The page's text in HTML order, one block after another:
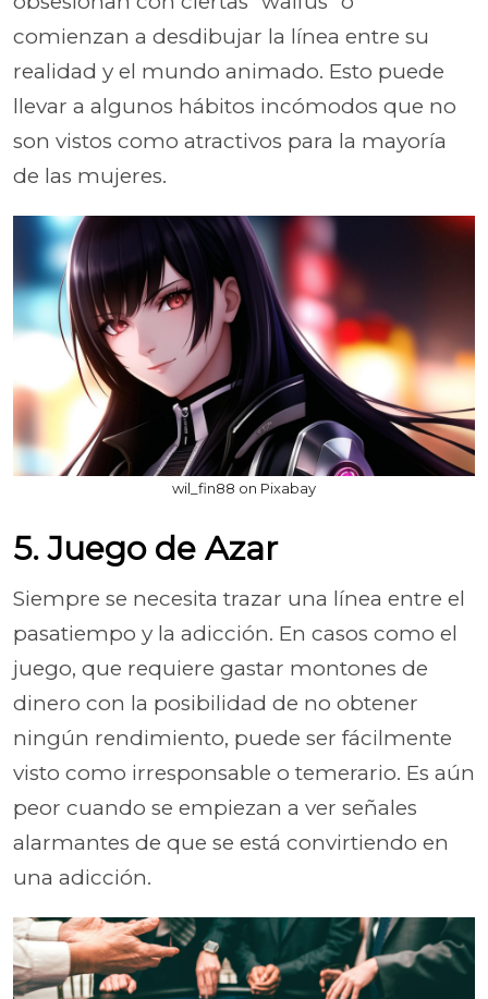
comienzan a desdibujar la línea entre su
realidad y el mundo animado. Esto puede
llevar a algunos hábitos incómodos que no
son vistos como atractivos para la mayoría
de las mujeres.
wil_fin88 on Pixabay
5. Juego de Azar
Siempre se necesita trazar una línea entre el
pasatiempo y la adicción. En casos como el
juego, que requiere gastar montones de
dinero con la posibilidad de no obtener
ningún rendimiento, puede ser fácilmente
visto como irresponsable o temerario. Es aún
peor cuando se empiezan a ver señales
alarmantes de que se está convirtiendo en
una adicción.